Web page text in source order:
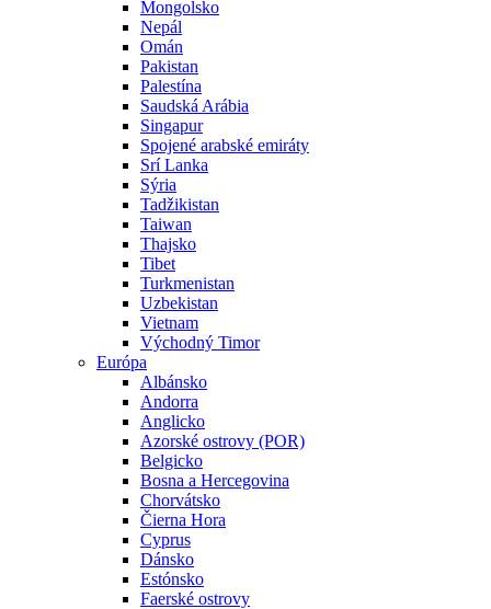
Mongolsko
Nepál
Omán
Pakistan
Palestína
Saudská Arábia
Singapur
Spojené arabské emiráty
Srí Lanka
Sýria
Tadžikistan
Taiwan
Thajsko
Tibet
Turkmenistan
Uzbekistan
Vietnam
Východný Timor
Európa
Albánsko
Andorra
Anglicko
Azorské ostrovy (POR)
Belgicko
Bosna a Hercegovina
Chorvátsko
Čierna Hora
Cyprus
Dánsko
Estónsko
Faerské ostrovy